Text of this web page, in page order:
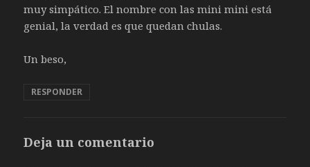
muy simpático. El nombre con las mini mini está
genial, la verdad es que quedan chulas.
Un beso,
RESPONDER
Deja un comentario